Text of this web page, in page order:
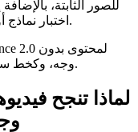
اختبار نماذج أوسع عبر أدوات الفيديو بالذكاء الاصطناعي.
وجه، وكخط سير مبسّط للمبتدئين لنشر المحتوى القصير.
لماذا تنجح